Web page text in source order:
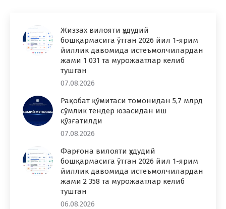
Жиззах вилояти ҳудудий
бошқармасига ўтган 2026 йил 1-ярим
йиллик давомида истеъмолчилардан
жами 1 031 та мурожаатлар келиб
тушган
07.08.2026
Рақобат қўмитаси томонидан 5,7 млрд
сўмлик тендер юзасидан иш
қўзғатилди
07.08.2026
Фарғона вилояти ҳудудий
бошқармасига ўтган 2026 йил 1-ярим
йиллик давомида истеъмолчилардан
жами 2 358 та мурожаатлар келиб
тушган
06.08.2026